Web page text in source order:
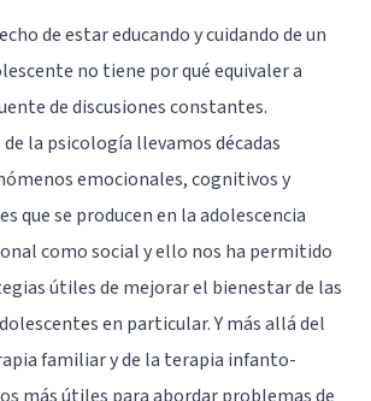
de estar educando y cuidando de un
no tiene por qué equivaler a
de discusiones constantes.
la psicología llevamos décadas
emocionales, cognitivos y
que se producen en la adolescencia
como social y ello nos ha permitido
útiles de mejorar el bienestar de las
en particular. Y más allá del
familiar y de la terapia infanto-